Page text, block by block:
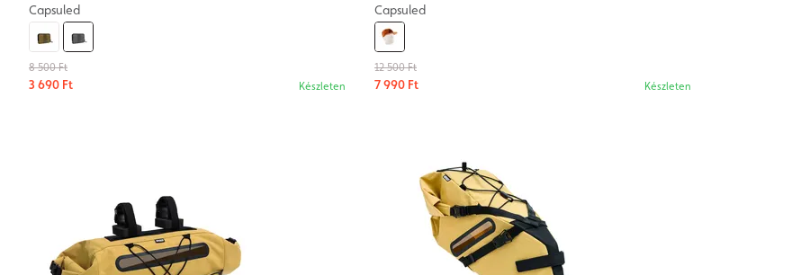
Capsuled
8 500 Ft
3 690 Ft Készleten
Capsuled
12 500 Ft
7 990 Ft Készleten